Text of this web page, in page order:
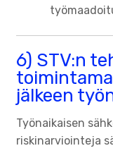
6) STV:n
jälkeen
Työnaikaisen
riskinarviointeja